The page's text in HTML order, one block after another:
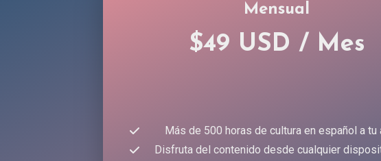
Mensual
$49 USD / Mes
Más de 500 horas de cultura en español a tu
Disfruta del contenido desde cualquier